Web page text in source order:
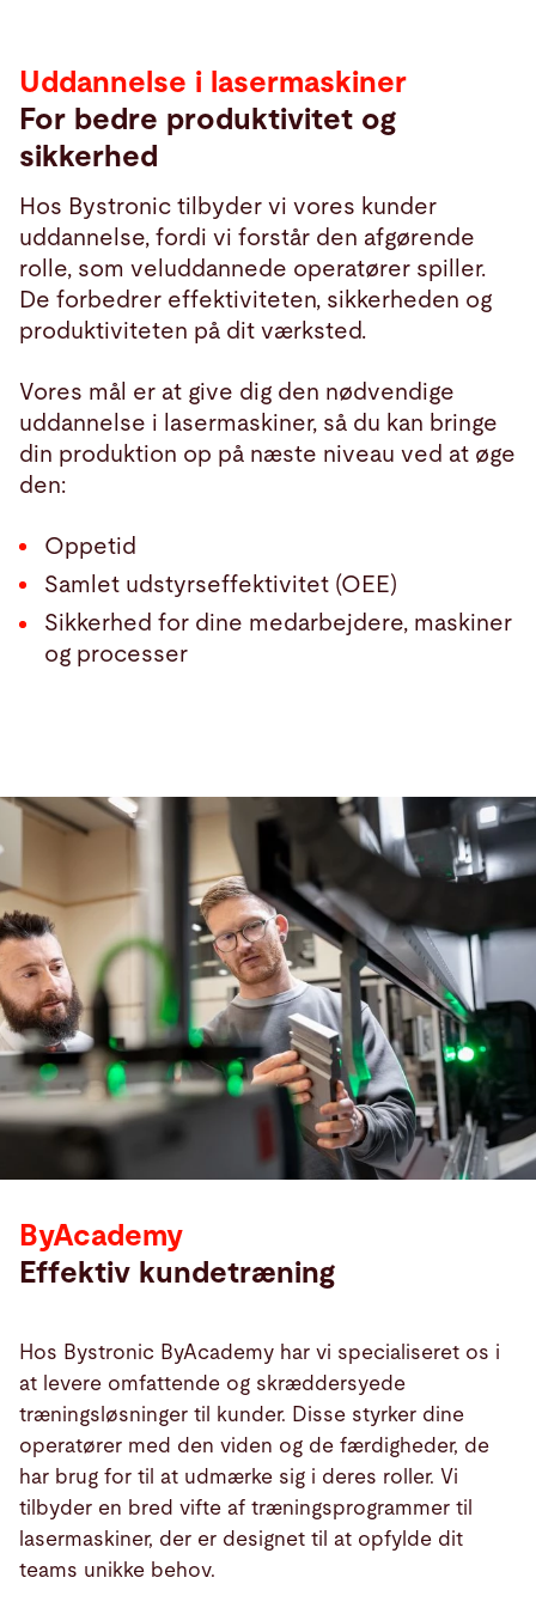
Uddannelse i lasermaskiner
For bedre produktivitet og
sikkerhed
Hos Bystronic tilbyder vi vores kunder
uddannelse, fordi vi forstår den afgørende
rolle, som veluddannede operatører spiller.
De forbedrer effektiviteten, sikkerheden og
produktiviteten på dit værksted.
Vores mål er at give dig den nødvendige
uddannelse i lasermaskiner, så du kan bringe
din produktion op på næste niveau ved at øge
den:
Oppetid
Samlet udstyrseffektivitet (OEE)
Sikkerhed for dine medarbejdere, maskiner
og processer
ByAcademy
Effektiv kundetræning
Hos Bystronic ByAcademy har vi specialiseret os i
at levere omfattende og skræddersyede
træningsløsninger til kunder. Disse styrker dine
operatører med den viden og de færdigheder, de
har brug for til at udmærke sig i deres roller. Vi
tilbyder en bred vifte af træningsprogrammer til
lasermaskiner, der er designet til at opfylde dit
teams unikke behov.